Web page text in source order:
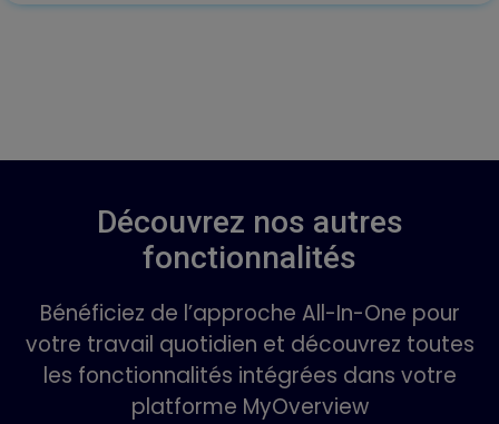
Découvrez nos autres
fonctionnalités
Bénéficiez de l’approche All-In-One pour
votre travail quotidien et découvrez toutes
les fonctionnalités intégrées dans votre
platforme MyOverview